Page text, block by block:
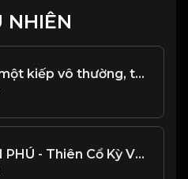
NHIÊN
Nhân Sinh một kiếp vô thường, tất cả tiền tài danh vọng phú quý, chỉ là bọt nước và cái bóng! & Đạo
MỆNH VẬN PHÚ - Thiên Cổ Kỳ Văn! & Đạo